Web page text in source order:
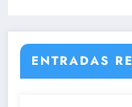
ENTRADAS